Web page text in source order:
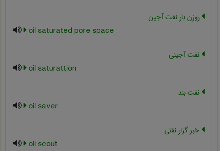
روزن بار نفت آجین
oil saturated pore space
نفت آجینی
oil saturattion
نفت بند
oil saver
خبر گزار نفتی
oil scout